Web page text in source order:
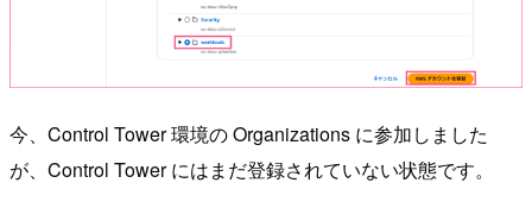
今、Control Tower 環境の Organizations に参加しました
が、Control Tower にはまだ登録されていない状態です。